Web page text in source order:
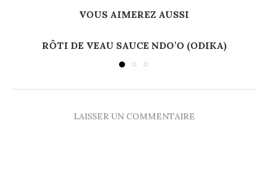
VOUS AIMEREZ AUSSI
RÔTI DE VEAU SAUCE NDO’O (ODIKA)
LAISSER UN COMMENTAIRE